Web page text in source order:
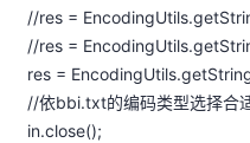
子
直
播
的
活
动
我
的
关
我
的
我
//res =
//res =
res =
//依bbi.txt的编码类型选择合
in.close();